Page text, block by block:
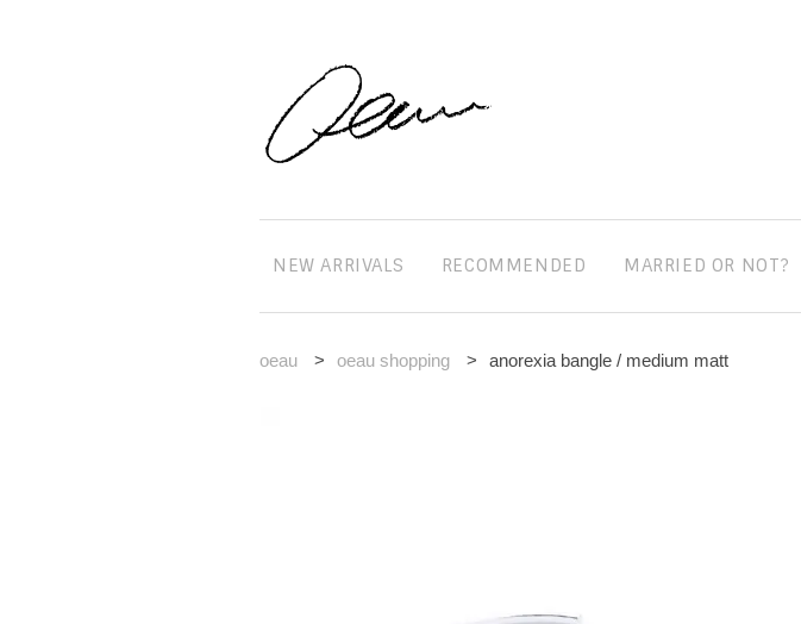
NEW ARRIVALS RECOMMENDED MARRIED OR NOT?
oeau > oeau shopping > anorexia bangle / medium matt